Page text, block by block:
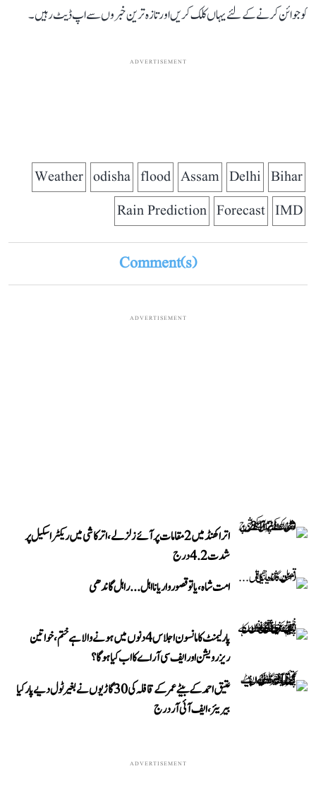
کو جوائن کرنے کے لئے یہاں کلک کریں اور تازہ ترین خبروں سے اپ ڈیٹ رہیں۔
ADVERTISEMENT
Bihar
Delhi
Assam
flood
odisha
Weather
IMD
Forecast
Rain Prediction
Comment(s)
ADVERTISEMENT
اتراکھنڈ میں 2 مقامات پر آئے زلزلے، اترکاشی میں ریکٹر اسکیل پر
شدت 4.2 درج
امت شاہ، یا تو قصوروار یا نااہل... راہل گاندھی
پارلیمنٹ کا مانسون اجلاس 4 دنوں میں ہونے والا ہے ختم، خواتین
ریزرویشن اور ایف سی آر اے کا اب کیا ہوگا؟
عتیق احمد کے بیٹے عمر کے قافلہ کی 30 گاڑیوں نے بغیر ٹول دیے پار کیا
بیریئر، ایف آئی آر درج
ADVERTISEMENT